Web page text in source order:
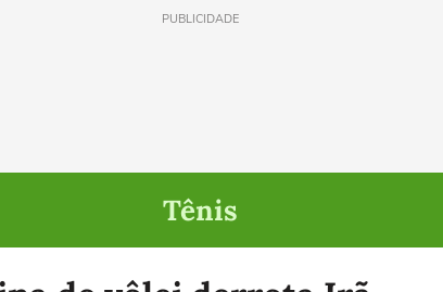
PUBLICIDADE
Tênis